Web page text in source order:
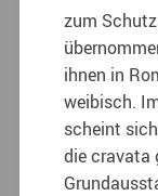
zum
ihnen in
weibisch.
scheint
die cravata